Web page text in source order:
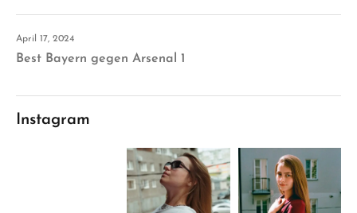
April 17, 2024
Best Bayern gegen Arsenal 1
Instagram